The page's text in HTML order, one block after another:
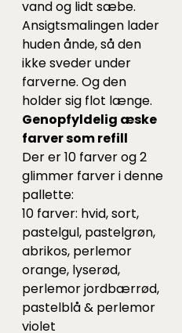
vand og lidt sæbe.
Ansigtsmalingen lader
huden ånde, så den
ikke sveder under
farverne. Og den
holder sig flot længe.
Genopfyldelig æske
farver som refill
Der er 10 farver og 2
glimmer farver i denne
pallette:
10 farver: hvid, sort,
pastelgul, pastelgrøn,
abrikos, perlemor
orange, lyserød,
perlemor jordbærrød,
pastelblå & perlemor
violet